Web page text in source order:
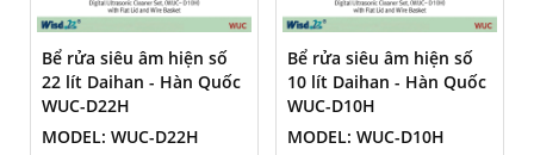
Bể rửa siêu âm hiện số
22 lít Daihan - Hàn Quốc
WUC-D22H
MODEL: WUC-D22H
Bể rửa siêu âm hiện số
10 lít Daihan - Hàn Quốc
WUC-D10H
MODEL: WUC-D10H